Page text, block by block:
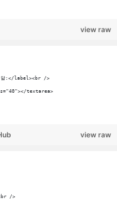
view raw
말:</label><br />
textarea>
view raw
/>